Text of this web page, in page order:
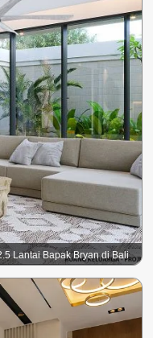
Lantai Bapak Bryan di Bali